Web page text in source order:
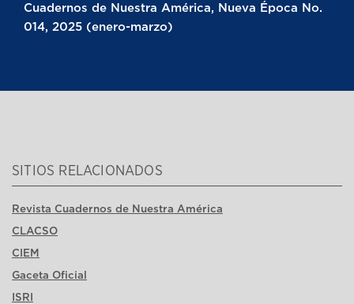
Cuadernos de Nuestra América, Nueva Época No.
014, 2025 (enero-marzo)
SITIOS RELACIONADOS
Revista Cuadernos de Nuestra América
CLACSO
CIEM
Gaceta Oficial
ISRI